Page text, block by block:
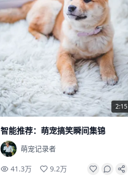
2:15
智能推荐：萌宠搞笑瞬间集锦
萌宠记录者
41.3万 9.2万